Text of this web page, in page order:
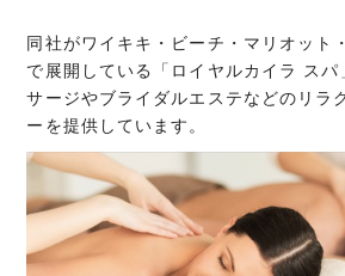
同社がワイキキ・ビーチ・マリオット
で展開している「ロイヤルカイラ スパ
サージやブライダルエステなどのリラ
ーを提供しています。